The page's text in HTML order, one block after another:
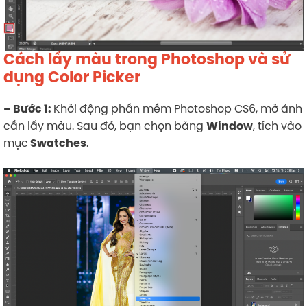
Cách lấy màu trong Photoshopvà sử
dụng Color Picker
– Bước 1: Khởi động phần mềm Photoshop CS6, mở ảnh
cần lấy màu. Sau đó, bạn chọn bảng Window, tích vào
mụcSwatches.